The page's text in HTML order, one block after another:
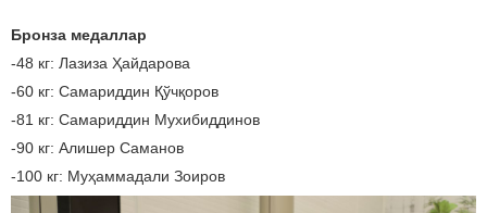
Бронза медаллар
-48 кг: Лазиза Ҳайдарова
-60 кг: Самариддин Қўчқоров
-81 кг: Самариддин Мухибиддинов
-90 кг: Алишер Саманов
-100 кг: Муҳаммадали Зоиров